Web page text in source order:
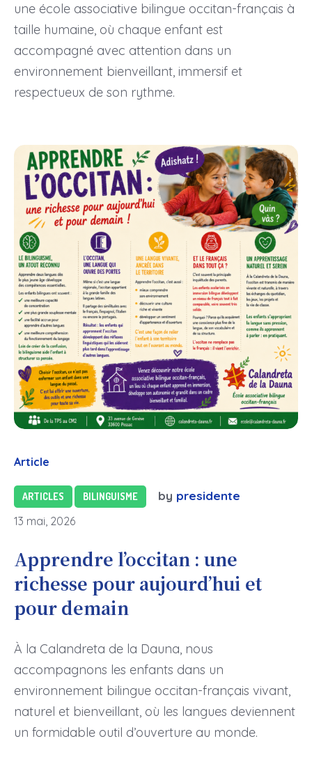
une école associative bilingue occitan-français à
taille humaine, où chaque enfant est
accompagné avec attention dans un
environnement bienveillant, immersif et
respectueux de son rythme.
Article
ARTICLES BILINGUISME by presidente
13 mai, 2026
Apprendre l’occitan : une
richesse pour aujourd’hui et
pour demain
À la Calandreta de la Dauna, nous
accompagnons les enfants dans un
environnement bilingue occitan-français vivant,
naturel et bienveillant, où les langues deviennent
un formidable outil d’ouverture au monde.